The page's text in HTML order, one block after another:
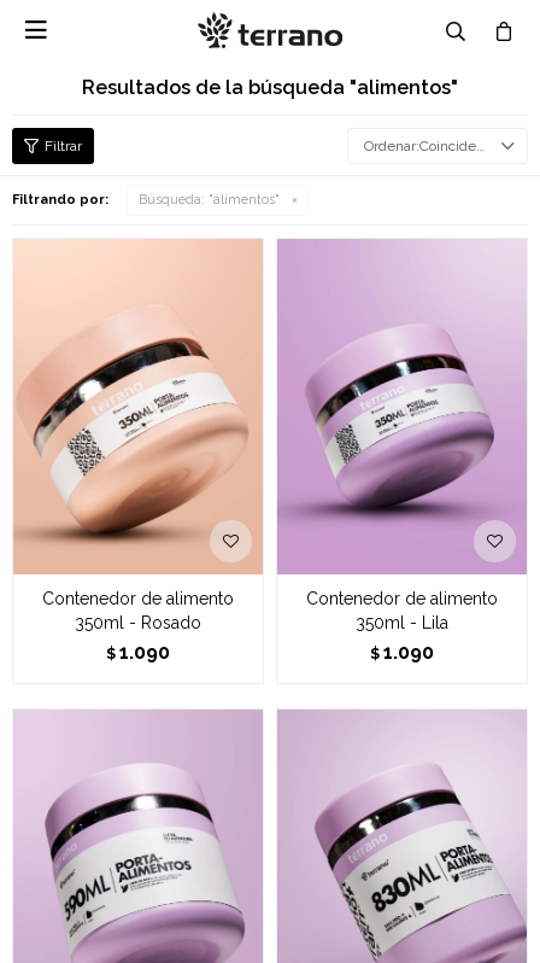

Resultados de la búsqueda "alimentos"
Coincidencia
Filtrando por: Búsqueda: "alimentos"
Contenedor de alimento
350ml - Rosado
$ 1.090
Contenedor de alimento
350ml - Lila
$ 1.090